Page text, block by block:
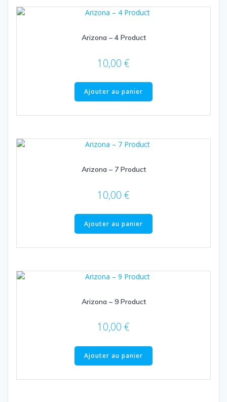
Arizona – 4 Product
10,00 €
Ajouter au panier
Arizona – 7 Product
10,00 €
Ajouter au panier
Arizona – 9 Product
10,00 €
Ajouter au panier